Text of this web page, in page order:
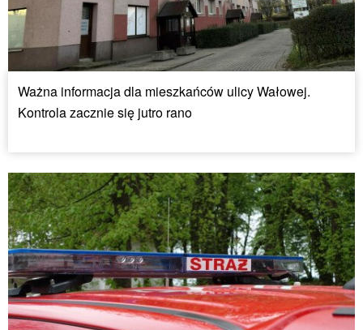
Ważna informacja dla mieszkańców ulicy Wałowej.
Kontrola zacznie się jutro rano